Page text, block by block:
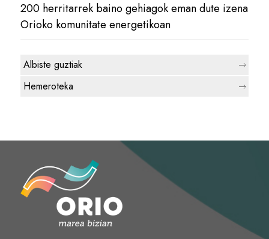
200 herritarrek baino gehiagok eman dute izena
Orioko komunitate energetikoan
Albiste guztiak
Hemeroteka